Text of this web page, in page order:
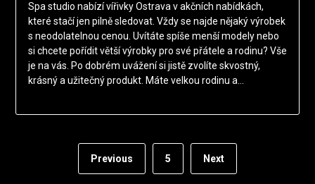
Spa studio nabízí vířivky Ostrava v akčních nabídkách,
které stačí jen pilně sledovat. Vždy se najde nějaký výrobek
s neodolatelnou cenou. Uvítáte spíše menší modely nebo
si chcete pořídit větší výrobky pro své přátele a rodinu? Vše
je na vás. Po dobrém uvážení si jistě zvolíte skvostný,
krásný a užitečný produkt. Máte velkou rodinu a…
Previous 5 Next